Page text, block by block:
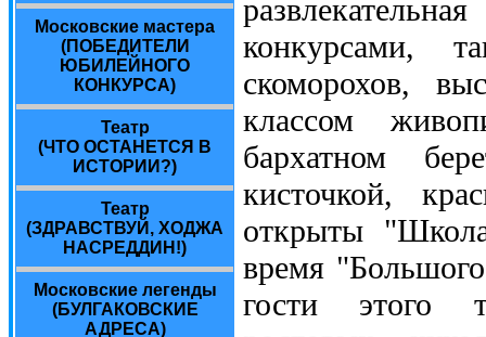
Московские мастера
(ПОБЕДИТЕЛИ
ЮБИЛЕЙНОГО
КОНКУРСА)
Театр
(ЧТО ОСТАНЕТСЯ В
ИСТОРИИ?)
Театр
(ЗДРАВСТВУЙ, ХОДЖА
НАСРЕДДИН!)
Московские легенды
(БУЛГАКОВСКИЕ
АДРЕСА)
конкурсами,
скоморохов,
классом
бархатном
кисточкой,
открыты
время
гости этого